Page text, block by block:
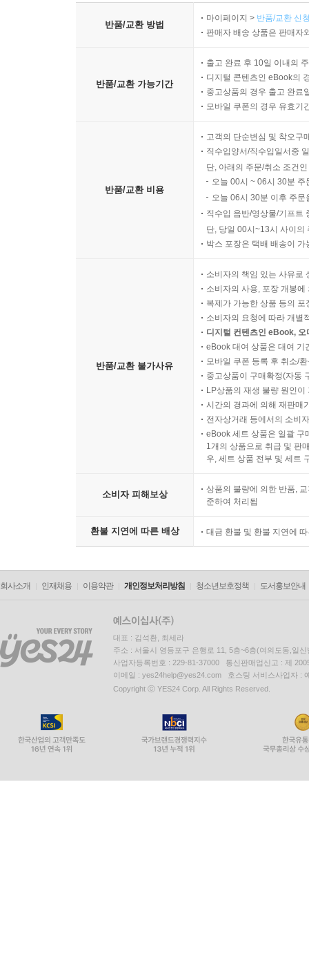
반품/교환 방법
마이페이지 > 반품/교환 신
판매자 배송 상품은 판매자
반품/교환 가능기간
출고 완료 후 10일 이내의
디지털 콘텐츠인 eBook의
중고상품의 경우 출고 완료
모바일 쿠폰의 경우 유효기
반품/교환 비용
고객의 단순변심 및 착오구
직수입양서/직수입일서중
단, 아래의 주문/취소 조건
오늘 00시 ~ 06시 30분
오늘 06시 30분 이후 주
직수입 음반/영상물/기프트
단, 당일 00시~13시 사이의
박스 포장은 택배 배송이
반품/교환 불가사유
소비자의 책임 있는 사유로
소비자의 사용, 포장 개봉
복제가 가능한 상품 등의
소비자의 요청에 따라 개별
디지털 컨텐츠인 eBook,
eBook 대여 상품은 대여 기
모바일 쿠폰 등록 후 취소/
중고상품이 구매확정(자동
LP상품의 재생 불량 원인
시간의 경과에 의해 재판매
전자상거래 등에서의 소비
eBook 세트 상품은 일괄 구
1개의 상품으로 취급 및 판
우, 세트 상품 전부 및 세트
소비자 피해보상
상품의 불량에 의한 반품,
준하여 처리됨
환불 지연에 따른 배상 대금 환불 및 환불 지연에
회사소개 인재채용 이용약관 개인정보처리방침 청소년보호정책 도서홍보안내
대표 : 김석환, 최세라
주소 : 서울시 영등포구 은행로 11, 5층~6층(여의도동,일신
사업자등록번호 : 229-81-37000 통신판매업신고 : 제
이메일 : yes24help@yes24.com 호스팅 서비스사업자 :
Copyright ⓒ YES24 Corp. All Rights Reserved.